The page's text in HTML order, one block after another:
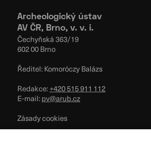
Archeologický ústav
AV ČR, Brno, v. v. i.
Čechyňská 363/19
602 00 Brno
Ředitel: Komoróczy Balázs
Redakce:+420 515 911 112
E-mail:pv@arub.cz
Zásady cookies
Podmínky užívání